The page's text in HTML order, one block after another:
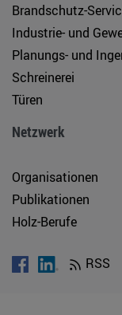
Brandschutz-
Industrie- und
Planungs- und
Schreinerei
Türen
Netzwerk
Organisationen
Publikationen
Holz-Berufe
RSS